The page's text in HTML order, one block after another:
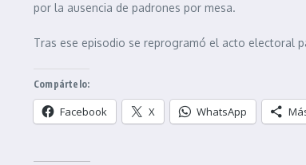
por la ausencia de padrones por mesa.
Tras ese episodio se reprogramó el acto electoral
Compártelo:
Facebook X WhatsApp